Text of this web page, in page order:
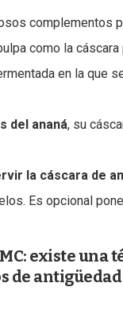
complementos
como la
en la que
del ananá, su
la cáscara de
Es opcional
existe una
de antigüedad